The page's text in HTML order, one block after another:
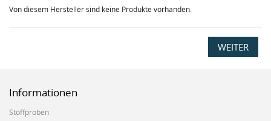
Von diesem Hersteller sind keine Produkte vorhanden.
WEITER
Informationen
Stoffproben